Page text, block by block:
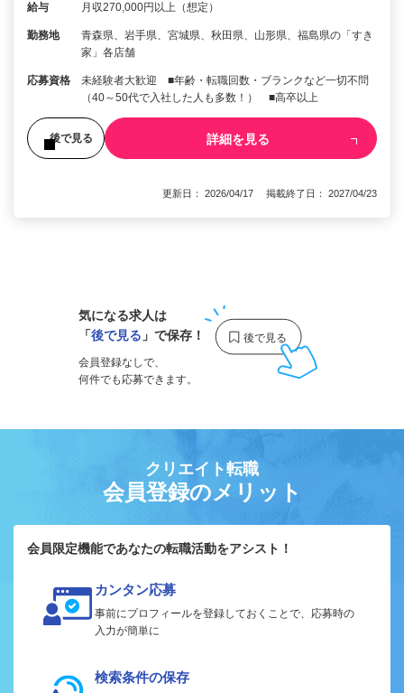
給与 月収270,000円以上（想定）
勤務地
青森県、岩手県、宮城県、秋田県、山形県、福島県の「すき
家」各店舗
応募資格
未経験者大歓迎 ■年齢・転職回数・ブランクなど一切不問
（40～50代で入社した人も多数！） ■高卒以上
後で見る 詳細を見る
更新日： 2026/04/17 掲載終了日： 2027/04/23
気になる求人は
「後で見る 」で保存！
会員登録なしで、
何件でも応募できます。
クリエイト転職
会員登録のメリット
会員限定機能であなたの転職活動をアシスト！
カンタン応募
事前にプロフィールを登録しておくことで、応募時の
入力が簡単に
検索条件の保存